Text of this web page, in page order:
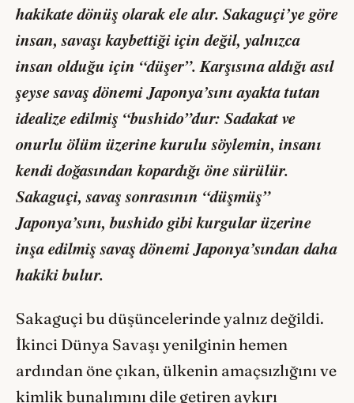
hakikate dönüş olarak ele alır. Sakaguçi’ye göre
insan, savaşı kaybettiği için değil, yalnızca
insan olduğu için “düşer”. Karşısına aldığı asıl
şeyse savaş dönemi Japonya’sını ayakta tutan
idealize edilmiş “bushido”dur: Sadakat ve
onurlu ölüm üzerine kurulu söylemin, insanı
kendi doğasından kopardığı öne sürülür.
Sakaguçi, savaş sonrasının “düşmüş”
Japonya’sını, bushido gibi kurgular üzerine
inşa edilmiş savaş dönemi Japonya’sından daha
hakiki bulur.
Sakaguçi bu düşüncelerinde yalnız değildi.
İkinci Dünya Savaşı yenilginin hemen
ardından öne çıkan, ülkenin amaçsızlığını ve
kimlik bunalımını dile getiren aykırı